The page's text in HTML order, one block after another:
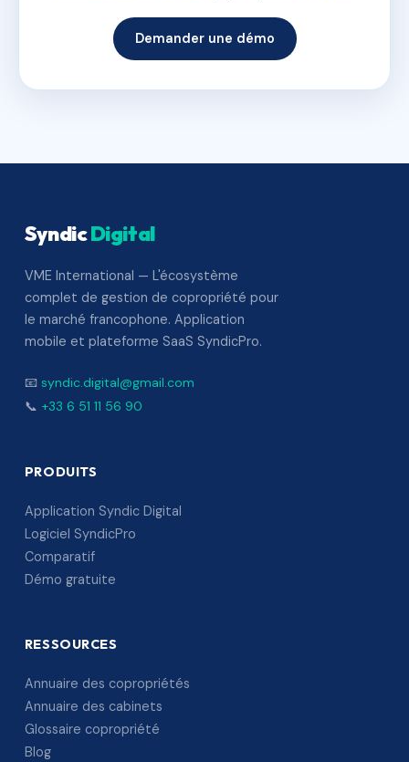
Demander une démo
SyndicDigital
VME International — L'écosystème
complet de gestion de copropriété pour
le marché francophone. Application
mobile et plateforme SaaS SyndicPro.
📧 syndic.digital@gmail.com
📞 +33 6 51 11 56 90
PRODUITS
Application Syndic Digital
Logiciel SyndicPro
Comparatif
Démo gratuite
RESSOURCES
Annuaire des copropriétés
Annuaire des cabinets
Glossaire copropriété
Blog